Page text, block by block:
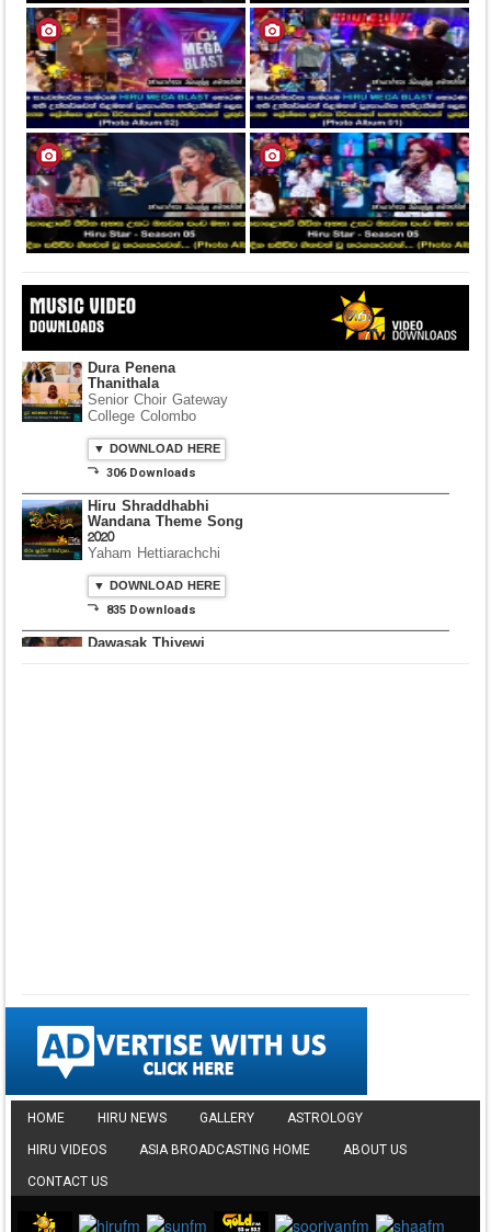
Dura Penena
Thanithala
Senior Choir Gateway
College Colombo
▼ DOWNLOAD HERE
⤵ 306 Downloads
Hiru Shraddhabhi
Wandana Theme Song
2020
Yaham Hettiarachchi
▼ DOWNLOAD HERE
⤵ 835 Downloads
Dawasak Thiyewi
Sanka Dineth
▼ DOWNLOAD HERE
⤵ 2,116 Downloads
Mahapolovata
Warsha Vihangi
▼ DOWNLOAD HERE
HOME HIRU NEWS GALLERY ASTROLOGY
HIRU VIDEOS ASIA BROADCASTING HOME ABOUT US
CONTACT US